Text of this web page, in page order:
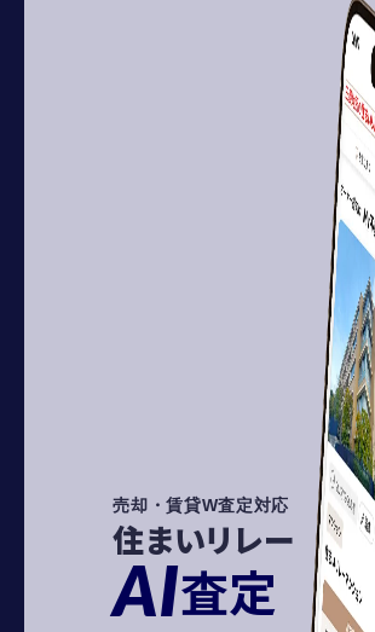
売却・賃貸W査定対応
住まいリレー
AI査定